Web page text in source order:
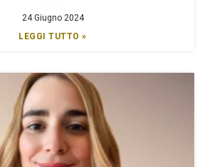
24 Giugno 2024
LEGGI TUTTO »